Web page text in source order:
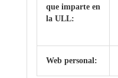
que imparte en
la ULL:
Web personal: